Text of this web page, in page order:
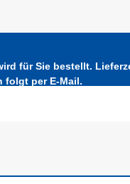
für Sie bestellt.
folgt per E-Mail.